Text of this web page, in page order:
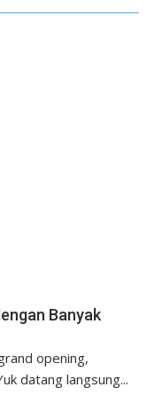
Banyak
opening,
datang langsung...